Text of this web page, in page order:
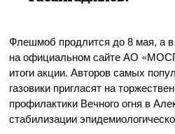
Флешмоб продлится до 8 мая, а
на официальном сайтеАО
итоги акции. Авторов самых
газовики пригласят на
профилактики Вечного огня в
стабилизации